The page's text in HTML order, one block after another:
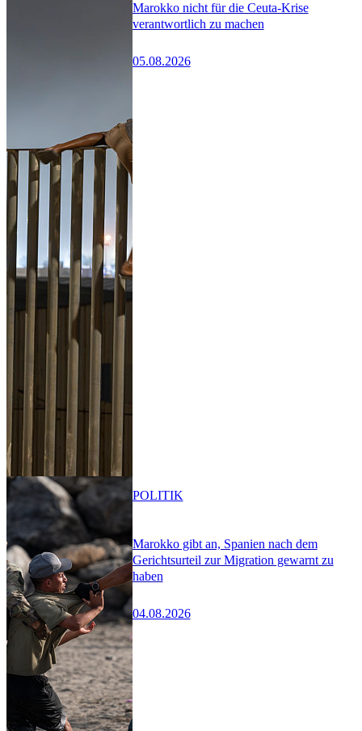
Marokko nicht für die Ceuta-Krise
verantwortlich zu machen
05.08.2026
Marokko gibt an, Spanien nach dem
Gerichtsurteil zur Migration gewarnt zu
haben
04.08.2026
POLITIK